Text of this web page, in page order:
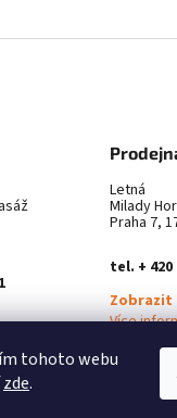
tohoto webu
zde.
Letná
Milady
Praha 7,
tel. + 420
Zobrazit
Více